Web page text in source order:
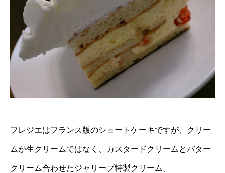
フレジエはフランス版のショートケーキですが、クリー
ムが生クリームではなく、カスタードクリームとバター
クリーム合わせたジャリーブ特製クリーム。